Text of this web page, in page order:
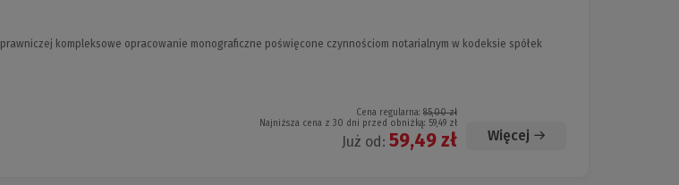
kompleksowe opracowanie monograficzne poświęcone czynnościom notarialnym w kodeksie spółek
Cena regularna: 85,00 zł
Najniższa cena z 30 dni przed obniżką: 59,49 zł
Już od: 59,49 zł Więcej